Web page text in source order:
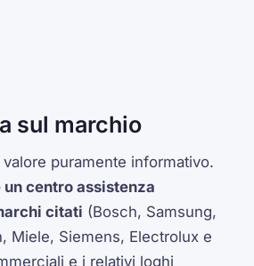
sul marchio
puramente informativo.
centro assistenza
citati (Bosch, Samsung,
Miele, Siemens, Electrolux e
e i relativi loghi